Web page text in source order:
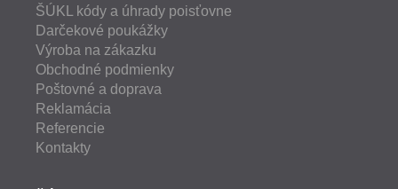
ŠÚKL kódy a úhrady poisťovne
Darčekové poukážky
Výroba na zákazku
Obchodné podmienky
Poštovné a doprava
Reklamácia
Referencie
Kontakty